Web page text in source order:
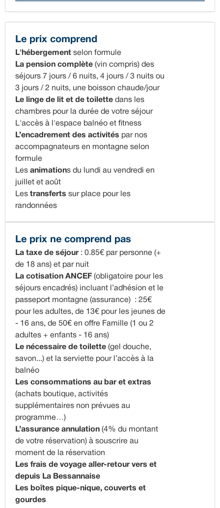
Le prix comprend
L'hébergement selon formule
La pension complète (vin compris) des
séjours 7 jours / 6 nuits, 4 jours / 3 nuits ou
3 jours / 2 nuits, une boisson chaude/jour
Le linge de lit et de toilette dans les
chambres pour la durée de votre séjour
L'accès à l'espace balnéo et fitness
L’encadrement des activités par nos
accompagnateurs en montagne selon
formule
Les animations du lundi au vendredi en
juillet et août
Les transferts sur place pour les
randonnées
Le prix ne comprend pas
La taxe de séjour: 0.85€ par personne (+
de 18 ans) et par nuit
La cotisation ANCEF (obligatoire pour les
séjours encadrés) incluant l’adhésion et le
passeport montagne (assurance) : 25€
pour les adultes, de 13€ pour les jeunes de
- 16 ans, de 50€ en offre Famille (1 ou 2
adultes + enfants - 16 ans)
Le nécessaire de toilette (gel douche,
savon...) et la serviette pour l’accès à la
balnéo
Les consommations au bar et extras
(achats boutique, activités
supplémentaires non prévues au
programme…)
L’assurance annulation (4% du montant
de votre réservation) à souscrire au
moment de la réservation
Les frais de voyage aller-retour vers et
depuis La Bessannaise
Les boîtes pique-nique, couverts et
gourdes